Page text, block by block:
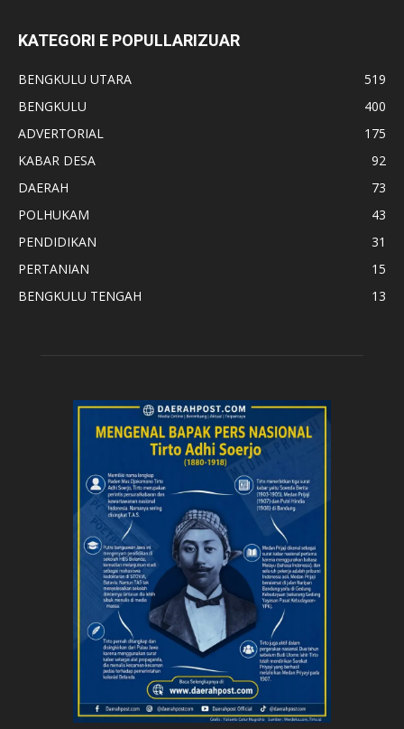
KATEGORI E POPULLARIZUAR
BENGKULU UTARA
519
BENGKULU
400
ADVERTORIAL
175
KABAR DESA
92
DAERAH
73
POLHUKAM
43
PENDIDIKAN
31
PERTANIAN
15
BENGKULU TENGAH
13